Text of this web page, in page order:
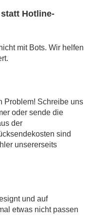
Hotline-
mit Bots. Wir helfen
Problem! Schreibe uns
oder sende die
der
sind
unsererseits
und auf
etwas nicht passen